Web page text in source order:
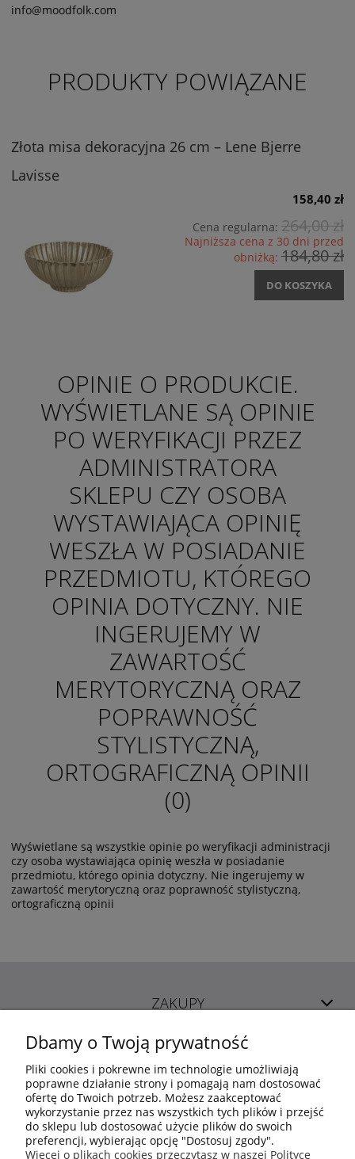
info@moodfolk.com
PRODUKTY POWIĄZANE
Złota misa dekoracyjna 26 cm – Lene Bjerre
Lavisse
158,40 zł
Cena regularna: 264,00 zł
Najniższa cena z 30 dni przed
obniżką: 184,80 zł
DO KOSZYKA
OPINIE O PRODUKCIE.
WYŚWIETLANE SĄ OPINIE
PO WERYFIKACJI PRZEZ
ADMINISTRATORA
SKLEPU CZY OSOBA
WYSTAWIAJĄCA OPINIĘ
WESZŁA W POSIADANIE
PRZEDMIOTU, KTÓREGO
OPINIA DOTYCZNY. NIE
INGERUJEMY W
ZAWARTOŚĆ
MERYTORYCZNĄ ORAZ
POPRAWNOŚĆ
STYLISTYCZNĄ,
ORTOGRAFICZNĄ OPINII
(0)
Wyświetlane są wszystkie opinie po weryfikacji administracji
czy osoba wystawiająca opinię weszła w posiadanie
przedmiotu, którego opinia dotyczny. Nie ingerujemy w
zawartość merytoryczną oraz poprawność stylistyczną,
ortograficzną opinii
ZAKUPY
POMOC
MOJE KONTO
INFORMACJE
Dbamy o Twoją prywatność
Pliki cookies i pokrewne im technologie umożliwiają
poprawne działanie strony i pomagają nam dostosować
ofertę do Twoich potrzeb. Możesz zaakceptować
wykorzystanie przez nas wszystkich tych plików i przejść
do sklepu lub dostosować użycie plików do swoich
preferencji, wybierając opcję "Dostosuj zgody".
Więcej o plikach cookies przeczytasz w naszej Polityce